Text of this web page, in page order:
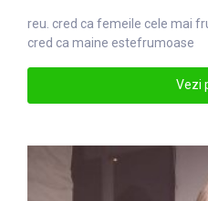
reu. cred ca femeile cele mai
cred ca maine estefrumoase
Vezi